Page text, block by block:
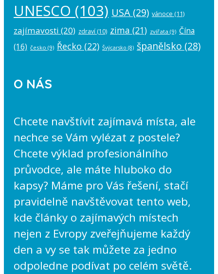
UNESCO (103) USA (29) vánoce (11)
zajímavosti (20) zdraví (10) zima (21) zvířata (9) Čína
(16) česko (9) Řecko (22) Švýcarsko (8) španělsko (28)
O NÁS
Chcete navštívit zajímavá místa, ale
nechce se Vám vylézat z postele?
Chcete výklad profesionálního
průvodce, ale máte hluboko do
kapsy? Máme pro Vás řešení, stačí
pravidelně navštěvovat tento web,
kde články o zajímavých místech
nejen z Evropy zveřejňujeme každý
den a vy se tak můžete za jedno
odpoledne podívat po celém světě.